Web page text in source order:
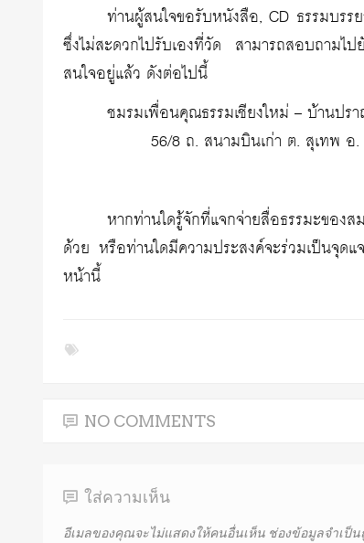
ท่านผู้สนใจขอรับหนังสือ, CD ธรรมบร
ซึ่งไม่สะดวกไปรับเองที่วัด สามารถสอบถาม
สนใจอยู่แล้ว ดังต่อไปนี้
ชมรมเพื่อนคุณธรรมเชียงใหม่ – บ้านปร
56/8 ถ. สนามบินเก่า ต. สุเทพ อ.
หากท่านใดรู้จักที่แจกจ่ายสื่อธรรมะขอ
ด้วย หรือท่านใดมีความประสงค์จะร่วมเป็นจุด
หน้านี้
NO COMMENTS
ใส่ความเห็น
อีเมลของคุณจะไม่แสดงให้คนอื่นเห็น ช่องข้อมูลจำเป็